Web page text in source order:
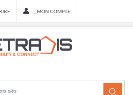
__MON COMPTE